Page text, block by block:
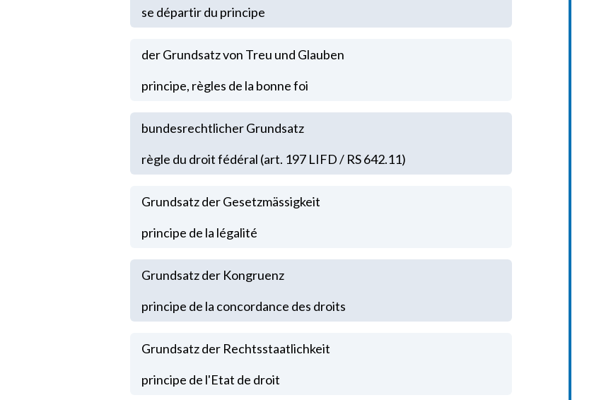
se départir du principe
der Grundsatz von Treu und Glauben
principe, règles de la bonne foi
bundesrechtlicher Grundsatz
règle du droit fédéral (art. 197 LIFD / RS 642.11)
Grundsatz der Gesetzmässigkeit
principe de la légalité
Grundsatz der Kongruenz
principe de la concordance des droits
Grundsatz der Rechtsstaatlichkeit
principe de l'Etat de droit